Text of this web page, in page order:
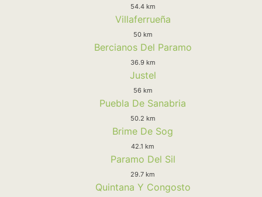
54.4 km
Villaferrueña
50 km
Bercianos Del Paramo
36.9 km
Justel
56 km
Puebla De Sanabria
50.2 km
Brime De Sog
42.1 km
Paramo Del Sil
29.7 km
Quintana Y Congosto